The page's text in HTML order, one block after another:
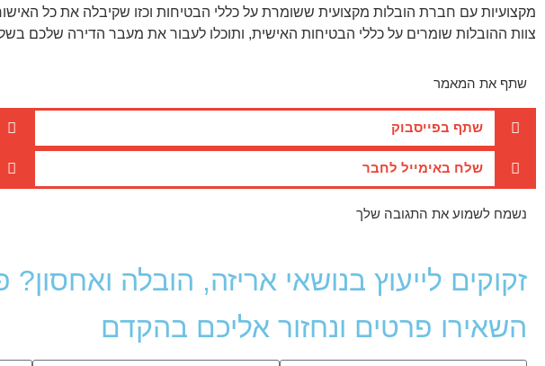
מקצועיות עם חברת הובלות מקצועית ששומרת על כללי הבטיחות וכזו שקיבלה את כל
צוות ההובלות שומרים על כללי הבטיחות האישית, ותוכלו לעבור את מעבר הדירה שלכם
שתף את המאמר
שתף בפייסבוק
שלח באימייל לחבר
נשמח לשמוע את התגובה שלך
זקוקים לייעוץ בנושאי אריזה, הובלה
השאירו פרטים ונחזור אליכם בהקדם